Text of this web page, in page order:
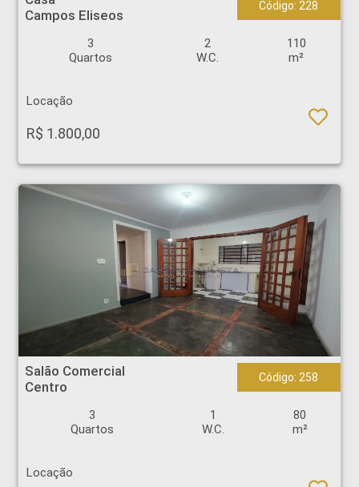
Campos Eliseos
Código: 228
3
Quartos
2
W.C.
110
m²
Locação
R$ 1.800,00
Salão Comercial - Centro - Ribeirão Preto
Salão Comercial
Centro
Código: 258
3
Quartos
1
W.C.
80
m²
Locação